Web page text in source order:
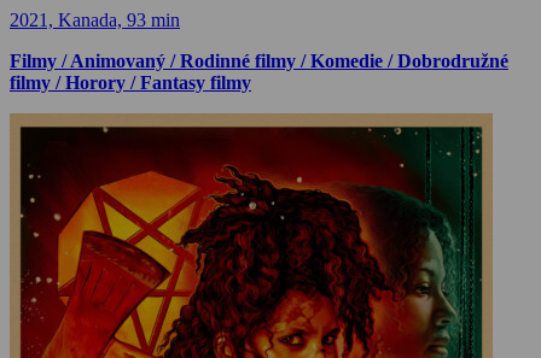
2021, Kanada, 93 min
Filmy / Animovaný / Rodinné filmy / Komedie / Dobrodružné
filmy / Horory / Fantasy filmy